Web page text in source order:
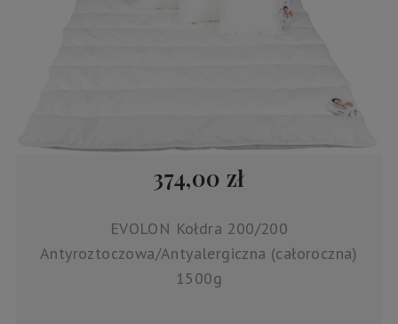
374,00 zł
EVOLON Kołdra 200/200
Antyroztoczowa/Antyalergiczna (całoroczna)
1500g